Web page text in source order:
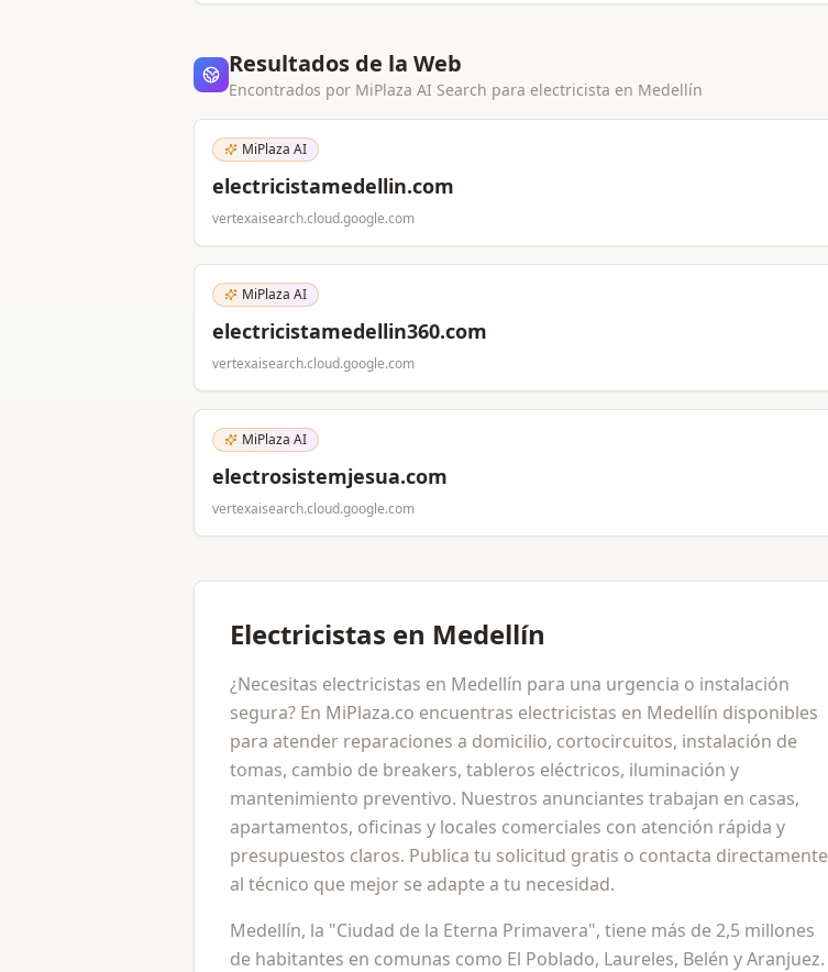
Resultados de la Web
Encontrados por MiPlaza AI Search para electricista en Medellín
MiPlaza AI
electricistamedellin.com
vertexaisearch.cloud.google.com
MiPlaza AI
electricistamedellin360.com
vertexaisearch.cloud.google.com
MiPlaza AI
electrosistemjesua.com
vertexaisearch.cloud.google.com
Electricistas en Medellín
¿Necesitas electricistas en Medellín para una urgencia o instalación
segura? En MiPlaza.co encuentras electricistas en Medellín disponibles
para atender reparaciones a domicilio, cortocircuitos, instalación de
tomas, cambio de breakers, tableros eléctricos, iluminación y
mantenimiento preventivo. Nuestros anunciantes trabajan en casas,
apartamentos, oficinas y locales comerciales con atención rápida y
presupuestos claros. Publica tu solicitud gratis o contacta directamente
al técnico que mejor se adapte a tu necesidad.
Medellín, la "Ciudad de la Eterna Primavera", tiene más de 2,5 millones
de habitantes en comunas como El Poblado, Laureles, Belén y Aranjuez.